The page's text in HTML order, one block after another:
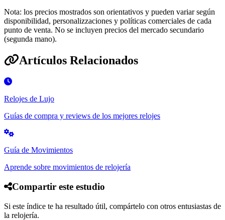
Nota: los precios mostrados son orientativos y pueden variar según
disponibilidad, personalizzaciones y políticas comerciales de cada
punto de venta. No se incluyen precios del mercado secundario
(segunda mano).
Artículos Relacionados
Relojes de Lujo
Guías de compra y reviews de los mejores relojes
Guía de Movimientos
Aprende sobre movimientos de relojería
Compartir este estudio
Si este índice te ha resultado útil, compártelo con otros entusiastas de
la relojería.